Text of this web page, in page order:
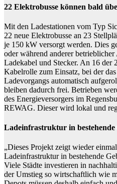
22 Elektrobusse können bald
Mit den Ladestationen vom Typ
22 neue Elektrobusse an 23
je 150 kW versorgt werden. Dies
oder während anderer
Ladekabel und Stecker. An 16 der
Kabelrolle zum Einsatz, bei der
Ladevorgangs automatisch
bleiben dadurch frei. Betrieben
des Energieversorgers im
REWAG. Dieser wird lokal und
Ladeinfrastruktur in bestehende
„Dieses Projekt zeigt wieder
Ladeinfrastruktur in bestehende
Viele Städte investieren in
der Umstieg so wirtschaftlich wie